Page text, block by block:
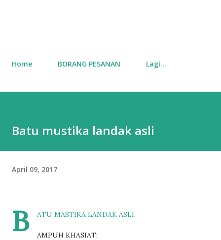
Home BORANG PESANAN Lagi…
Batu mustika landak asli
April 09, 2017
B ATU MASTIKA LANDAK ASLI.
AMPUH KHASIAT: